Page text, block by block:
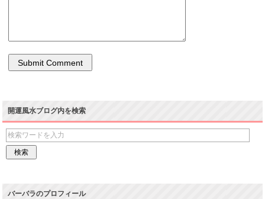
開運風水ブログ内を検索
バーバラのプロフィール